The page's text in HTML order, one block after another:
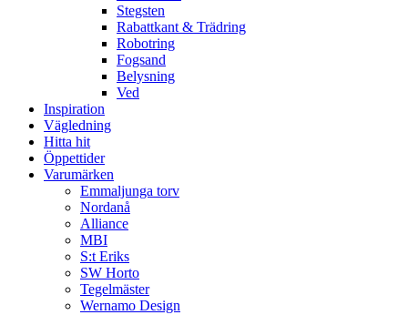
Stegsten
Rabattkant & Trädring
Robotring
Fogsand
Belysning
Ved
Inspiration
Vägledning
Hitta hit
Öppettider
Varumärken
Emmaljunga torv
Nordanå
Alliance
MBI
S:t Eriks
SW Horto
Tegelmäster
Wernamo Design